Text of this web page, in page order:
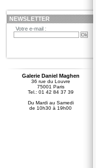
NEWSLETTER
Votre e-mail :
Galerie Daniel Maghen
36 rue du Louvre
75001 Paris
Tel.: 01 42 84 37 39
Du Mardi au Samedi
de 10h30 à 19h00